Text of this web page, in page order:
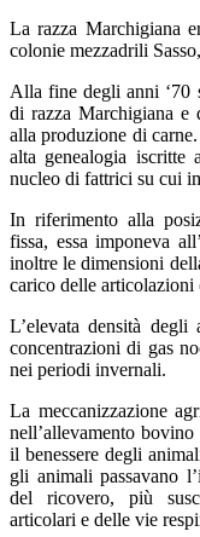
La razza Marchigiana
colonie mezzadrili
Alla fine degli anni ‘70
di razza Marchigiana e
alla produzione di
alta genealogia
nucleo di fattrici su cui
In riferimento alla
fissa, essa imponeva
inoltre le dimensioni
carico delle
L’elevata densità
concentrazioni di gas
nei periodi invernali.
La meccanizzazione
nell’allevamento
il benessere degli
gli animali passavano
del ricovero, più
articolari e delle vie